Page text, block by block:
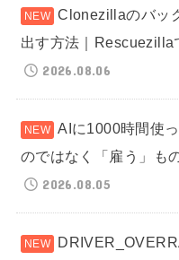
Clonezillaのバッ
出す方法｜Rescuezilla
2026.08.06
AIに1000時間使
のではなく「雇う」も
2026.08.05